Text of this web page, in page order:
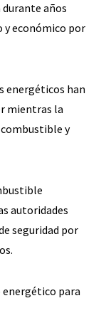
años
económico por
energéticos han
mientras la
y
autoridades
seguridad por
para